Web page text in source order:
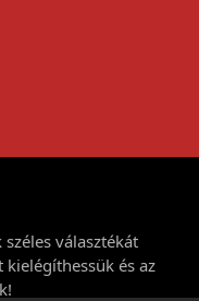
választékát
és az